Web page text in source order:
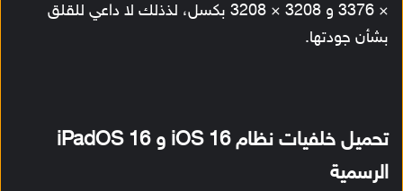
× 3376 و 3208 × 3208 بكسل، لذذلك لا داعي للقلق
بشأن جودتها.
تحميل خلفيات نظام iOS 16 و iPadOS 16
الرسمية